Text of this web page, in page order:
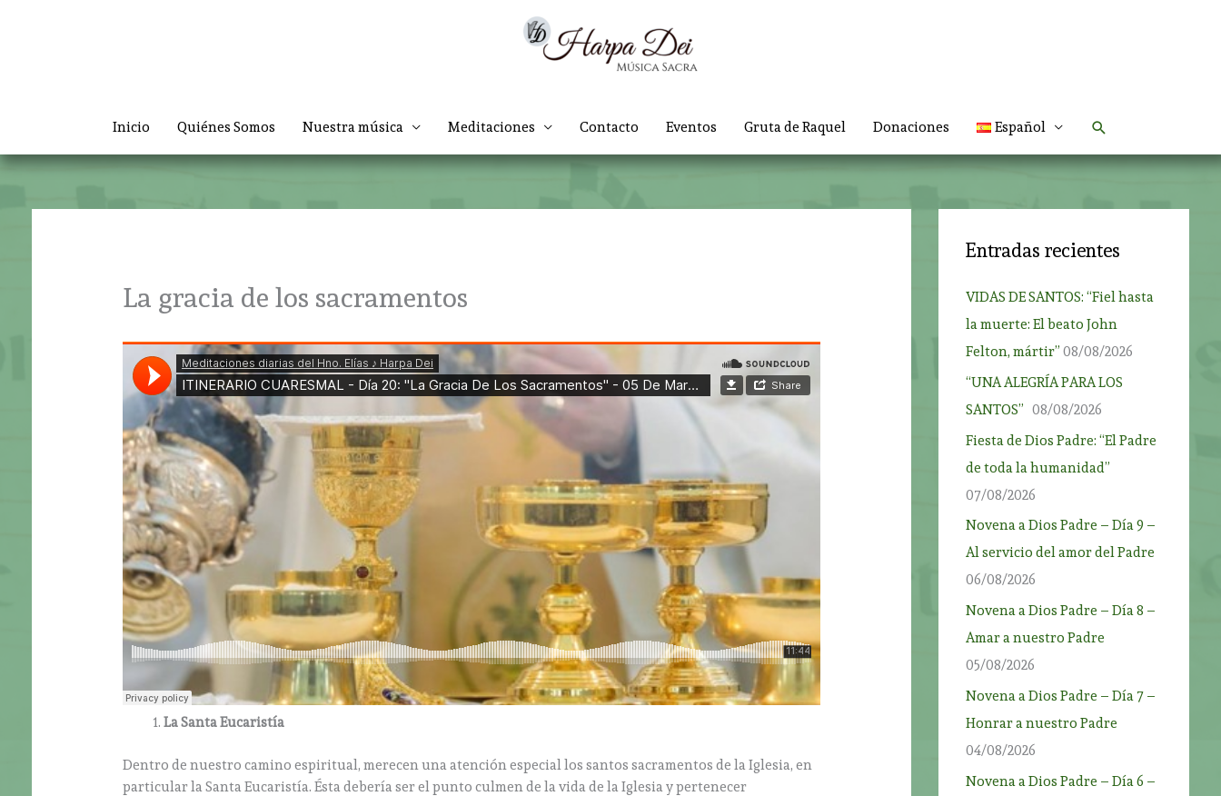
Inicio Quiénes Somos Nuestra música Meditaciones Contacto Eventos Gruta de Raquel Donaciones Español Buscar
La gracia de los sacramentos
La Santa Eucaristía
Dentro de nuestro camino espiritual, merecen una atención especial los santos sacramentos de la Iglesia, en
particular la Santa Eucaristía. Ésta debería ser el punto culmen de la vida de la Iglesia y pertenecer
Entradas recientes
VIDAS DE SANTOS: “Fiel hasta
la muerte: El beato John
Felton, mártir” 08/08/2026
“UNA ALEGRÍA PARA LOS
SANTOS” 08/08/2026
Fiesta de Dios Padre: “El Padre
de toda la humanidad”
07/08/2026
Novena a Dios Padre – Día 9 –
Al servicio del amor del Padre
06/08/2026
Novena a Dios Padre – Día 8 –
Amar a nuestro Padre
05/08/2026
Novena a Dios Padre – Día 7 –
Honrar a nuestro Padre
04/08/2026
Novena a Dios Padre – Día 6 –